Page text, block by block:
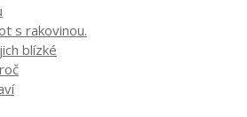
s rakovinou.
blízké